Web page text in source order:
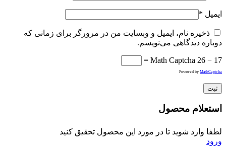
ایمیل *
ذخیره نام، ایمیل و وبسایت من در مرورگر برای زمانی که
دوباره دیدگاهی می‌نویسم.
Math Captcha 26 − 17 =
Powered by MathCaptcha
استعلام محصول
لطفا وارد شوید تا در مورد این محصول تحقیق کنید
ورود